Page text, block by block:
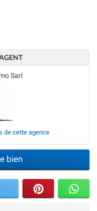
Sarl
de cette agence
bien